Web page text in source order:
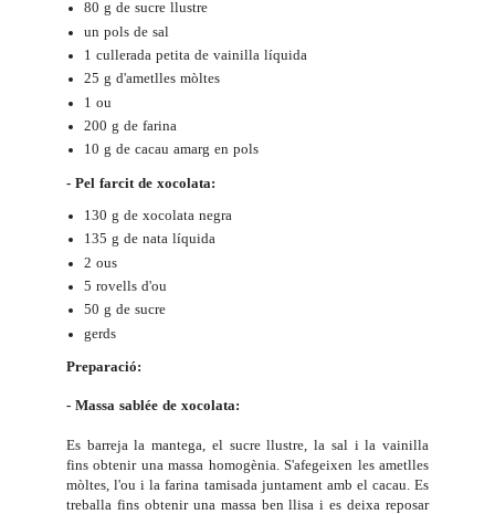
80 g de sucre llustre
un pols de sal
1 cullerada petita de vainilla líquida
25 g d'ametlles mòltes
1 ou
200 g de farina
10 g de cacau amarg en pols
- Pel farcit de xocolata:
130 g de xocolata negra
135 g de nata líquida
2 ous
5 rovells d'ou
50 g de sucre
gerds
Preparació:
- Massa sablée de xocolata:
Es barreja la mantega, el sucre llustre, la sal i la vainilla
fins obtenir una massa homogènia. S'afegeixen les ametlles
mòltes, l'ou i la farina tamisada juntament amb el cacau. Es
treballa fins obtenir una massa ben llisa i es deixa reposar